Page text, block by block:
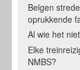
Belgen
oprukkende
Al wie het
Elke
NMBS?